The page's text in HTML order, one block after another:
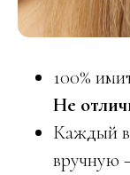
100%
Не
Каждый
вручную